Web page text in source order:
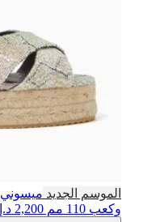
الموسم الجديد ميسوني
وكعب 110 مم
2,200 د.إ.